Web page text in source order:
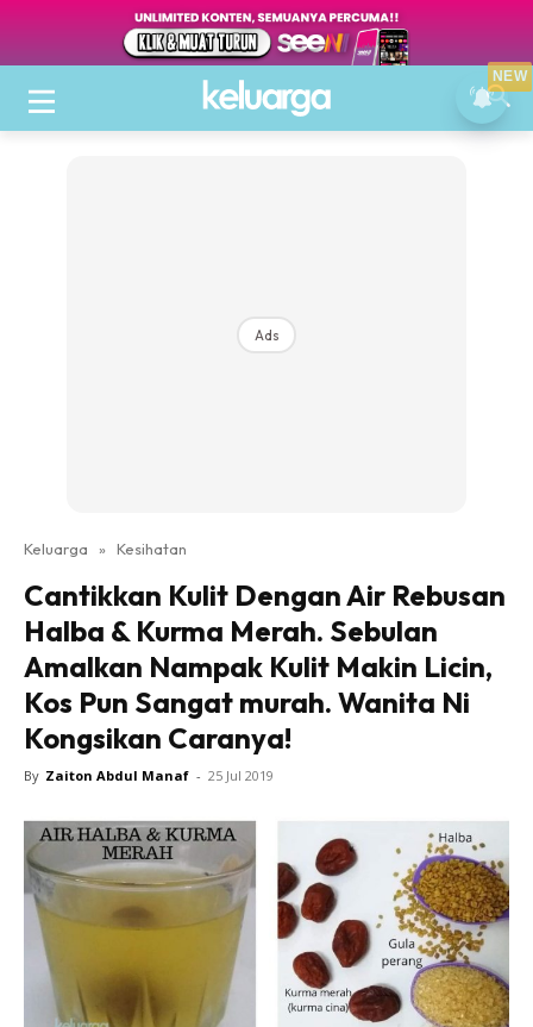
Ads
Keluarga » Kesihatan
Cantikkan Kulit Dengan Air Rebusan
Halba & Kurma Merah. Sebulan
Amalkan Nampak Kulit Makin Licin,
Kos Pun Sangat murah. Wanita Ni
Kongsikan Caranya!
By Zaiton Abdul Manaf - 25 Jul 2019
NEW